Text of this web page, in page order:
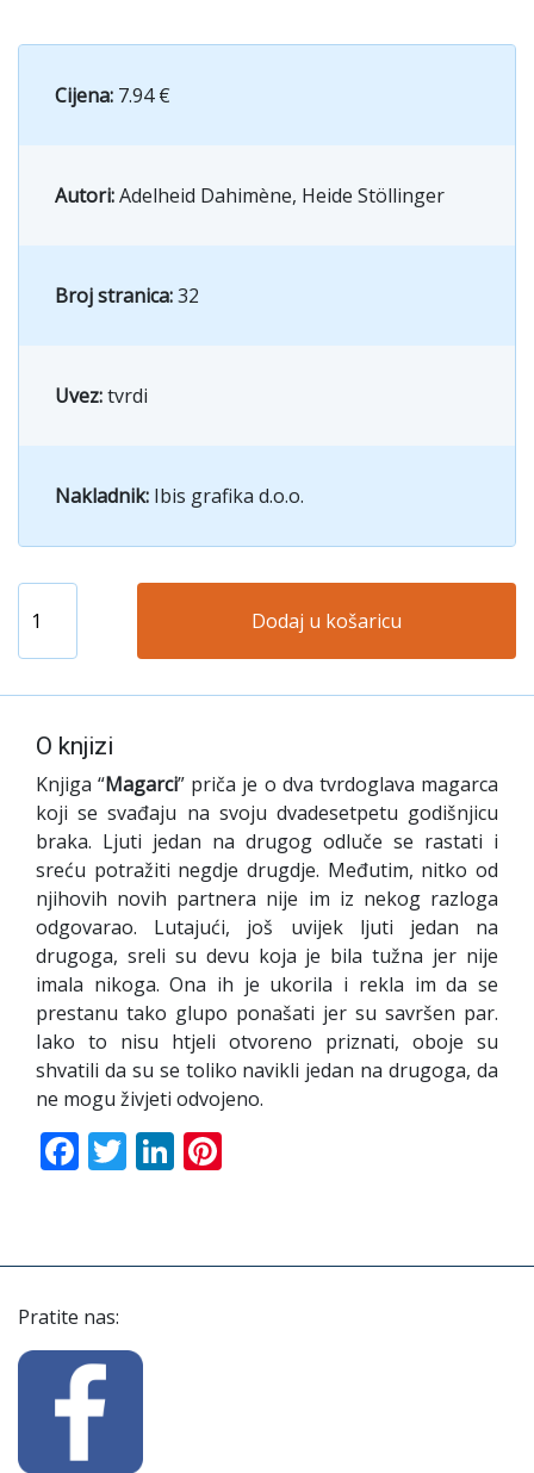
Cijena: 7.94 €
Autori:Adelheid Dahimène, Heide Stöllinger
Broj stranica:32
Uvez:tvrdi
Nakladnik: Ibis grafika d.o.o.
Dodaj u košaricu
O knjizi
Knjiga “Magarci” priča je o dva tvrdoglava magarca
koji se svađaju na svoju dvadesetpetu godišnjicu
braka. Ljuti jedan na drugog odluče se rastati i
sreću potražiti negdje drugdje. Međutim, nitko od
njihovih novih partnera nije im iz nekog razloga
odgovarao. Lutajući, još uvijek ljuti jedan na
drugoga, sreli su devu koja je bila tužna jer nije
imala nikoga. Ona ih je ukorila i rekla im da se
prestanu tako glupo ponašati jer su savršen par.
Iako to nisu htjeli otvoreno priznati, oboje su
shvatili da su se toliko navikli jedan na drugoga, da
ne mogu živjeti odvojeno.
Facebook
TwitterLinkedIn
Pratite nas: